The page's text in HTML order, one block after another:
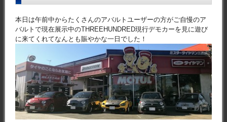
本日は午前中からたくさんのアバルトユーザーの方がご自慢のア
バルトで現在展示中のTHREEHUNDRED現行デモカーを見に遊び
に来てくれてなんとも賑やかな一日でした！